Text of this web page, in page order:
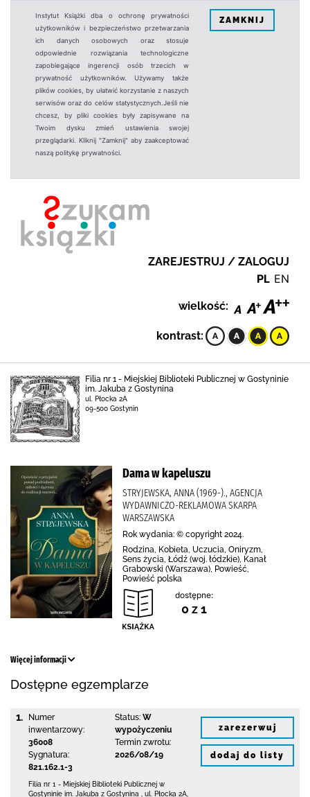
Instytut Książki dba o ochronę prywatności
użytkowników i bezpieczeństwo przetwarzania
ich danych osobowych oraz stosuje
odpowiednie rozwiązania technologiczne
zapobiegające ingerencji osób trzecich w
prywatność użytkowników. Używamy także
plików cookies, by ułatwić korzystanie z naszych
serwisów oraz do celów statystycznych.Jeśli nie
chcesz, by pliki cookies były zapisywane na
Twoim dysku zmień ustawienia swojej
przeglądarki. Kliknij "Zamknij" aby zaakceptować
naszą politykę prywatności.
ZAMKNIJ
ZAREJESTRUJ / ZALOGUJ
PL EN
wielkość:
kontrast:
Filia nr 1 - Miejskiej Biblioteki Publicznej w Gostyninie
im. Jakuba z Gostynina
ul. Płocka 2A
09-500 Gostynin
Dama w kapeluszu
STRYJEWSKA, ANNA (1969-)., AGENCJA
WYDAWNICZO-REKLAMOWA SKARPA
WARSZAWSKA
Rok wydania: © copyright 2024.
Rodzina, Kobieta, Uczucia, Oniryzm,
Sens życia, Łódź (woj. łódzkie), Kanał
Grabowski (Warszawa), Powieść,
Powieść polska
dostępne:
0 z 1
Więcej informacji
Dostępne egzemplarze
1.
Numer
inwentarzowy:
36008
Sygnatura:
821.162.1-3
Status: W
wypożyczeniu
Termin zwrotu:
2026/08/19
Filia nr 1 - Miejskiej Biblioteki Publicznej w
Gostyninie im. Jakuba z Gostynina
ul. Płocka 2A
zarezerwuj
dodaj do listy